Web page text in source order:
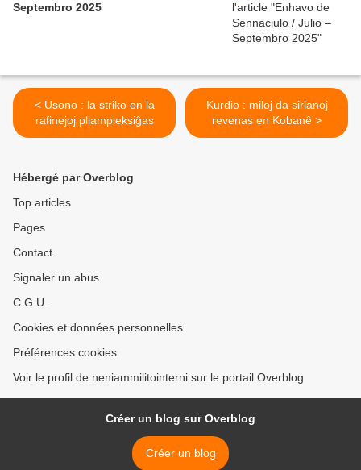
Septembro 2025
< Usono : la striko en la
rafinejoj pliampleksiĝas
Kurdio : miloj da sirianoj
revenas en Kobanê >
Hébergé par Overblog
Top articles
Pages
Contact
Signaler un abus
C.G.U.
Cookies et données personnelles
Préférences cookies
Voir le profil de neniammilitointerni sur le portail Overblog
Créer un blog sur Overblog
Créer un blog